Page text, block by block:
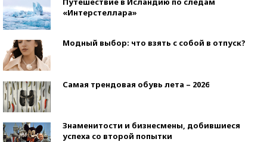
«Интерстеллара»
Модный выбор: что взять с собой в отпуск?
Самая трендовая обувь лета – 2026
Знаменитости и бизнесмены, добившиеся
успеха со второй попытки